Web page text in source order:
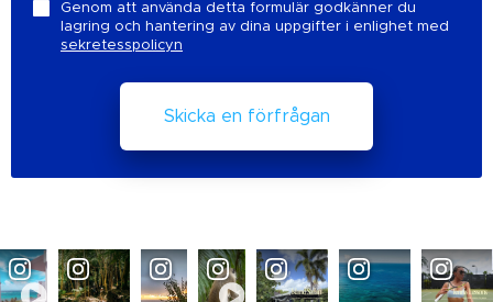
Genom att använda detta formulär godkänner du
lagring och hantering av dina uppgifter i enlighet med
sekretesspolicyn